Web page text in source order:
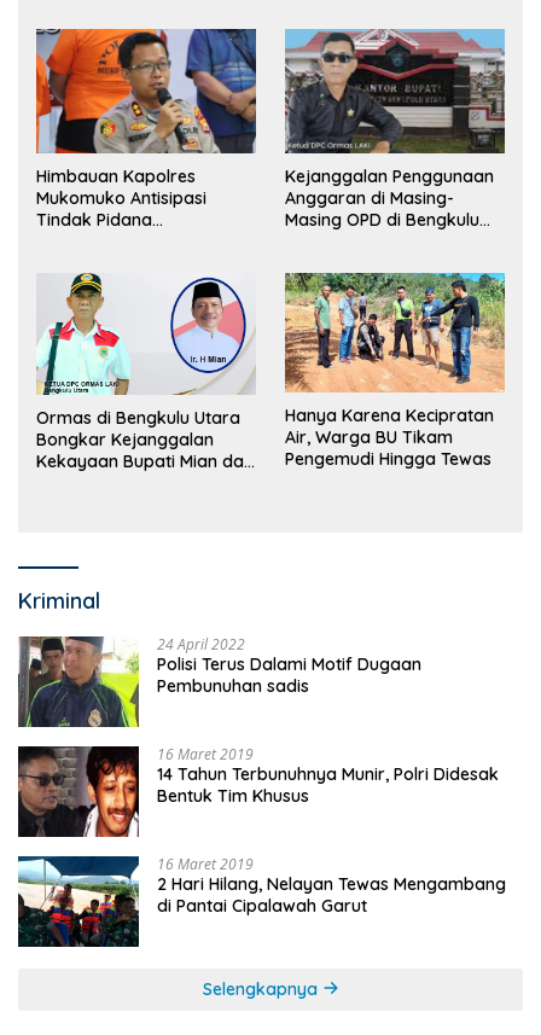
Himbauan Kapolres
Mukomuko Antisipasi
Tindak Pidana
Kejanggalan Penggunaan
Anggaran di Masing-
Masing OPD di Bengkulu
Ormas di Bengkulu Utara
Bongkar Kejanggalan
Kekayaan Bupati Mian dan
Hanya Karena Kecipratan
Air, Warga BU Tikam
Pengemudi Hingga Tewas
Kriminal
24 April 2022
Polisi Terus Dalami Motif Dugaan
Pembunuhan sadis
16 Maret 2019
14 Tahun Terbunuhnya Munir, Polri Didesak
Bentuk Tim Khusus
16 Maret 2019
2 Hari Hilang, Nelayan Tewas Mengambang
di Pantai Cipalawah Garut
Selengkapnya